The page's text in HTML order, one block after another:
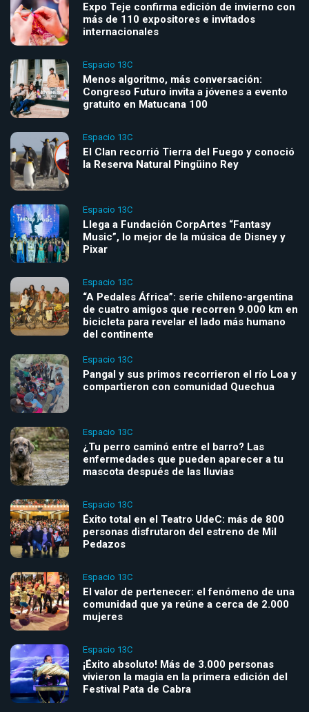
Expo Teje confirma edición de invierno con
más de 110 expositores e invitados
internacionales
Espacio 13C
Menos algoritmo, más conversación:
Congreso Futuro invita a jóvenes a evento
gratuito en Matucana 100
Espacio 13C
El Clan recorrió Tierra del Fuego y conoció
la Reserva Natural Pingüino Rey
Espacio 13C
Llega a Fundación CorpArtes “Fantasy
Music”, lo mejor de la música de Disney y
Pixar
Espacio 13C
“A Pedales África”: serie chileno-argentina
de cuatro amigos que recorren 9.000 km en
bicicleta para revelar el lado más humano
del continente
Espacio 13C
Pangal y sus primos recorrieron el río Loa y
compartieron con comunidad Quechua
Espacio 13C
¿Tu perro caminó entre el barro? Las
enfermedades que pueden aparecer a tu
mascota después de las lluvias
Espacio 13C
Éxito total en el Teatro UdeC: más de 800
personas disfrutaron del estreno de Mil
Pedazos
Espacio 13C
El valor de pertenecer: el fenómeno de una
comunidad que ya reúne a cerca de 2.000
mujeres
Espacio 13C
¡Éxito absoluto! Más de 3.000 personas
vivieron la magia en la primera edición del
Festival Pata de Cabra